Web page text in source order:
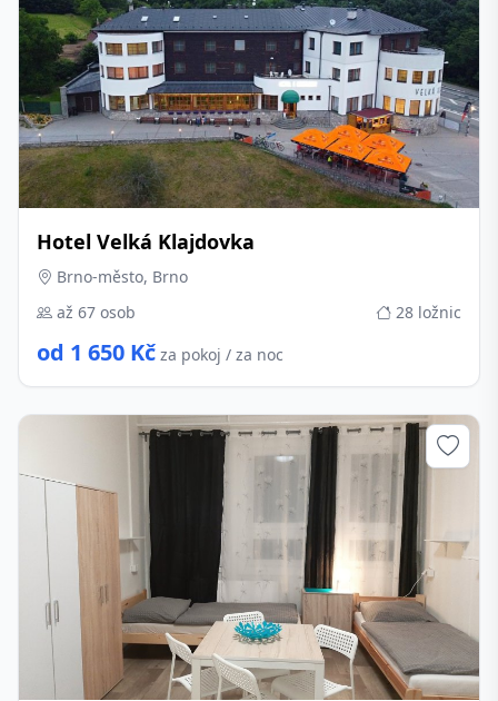
Hotel Velká Klajdovka
Brno-město, Brno
až 67 osob
28 ložnic
od 1 650 Kč za pokoj / za noc